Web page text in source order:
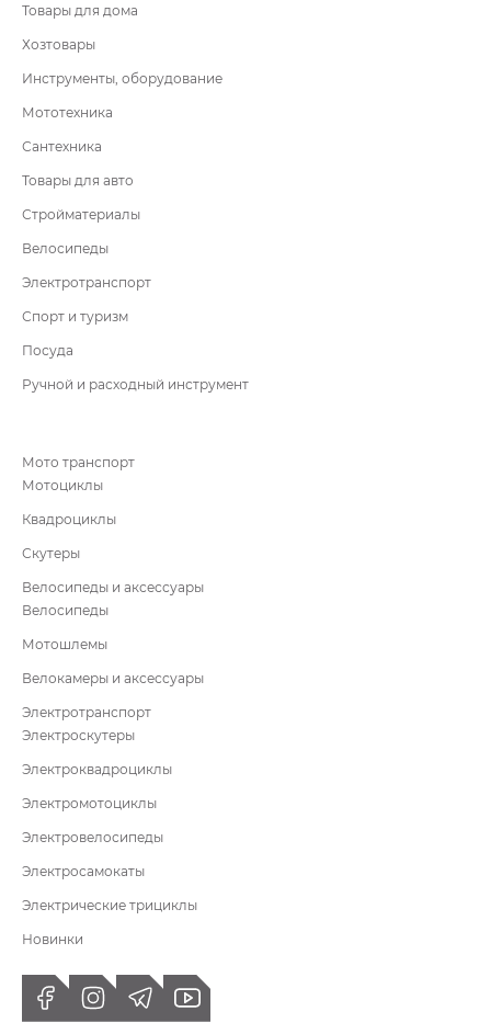
Товары для дома
Хозтовары
Инструменты, оборудование
Мототехника
Сантехника
Товары для авто
Стройматериалы
Велосипеды
Электротранспорт
Спорт и туризм
Посуда
Ручной и расходный инструмент
Мото транспорт
Мотоциклы
Квадроциклы
Скутеры
Велосипеды и аксессуары
Велосипеды
Мотошлемы
Велокамеры и аксессуары
Электротранспорт
Электроскутеры
Электроквадроциклы
Электромотоциклы
Электровелосипеды
Электросамокаты
Электрические трициклы
Новинки